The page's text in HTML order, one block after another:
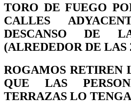
TORO DE FUEGO
CALLES
DESCANSO DE
(ALREDEDOR DE LAS
ROGAMOS RETIREN
QUE LAS
TERRAZAS LO